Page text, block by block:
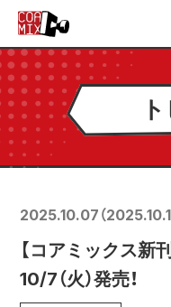
2025.10.07 （
【コアミックス新
10/7（火）発売！